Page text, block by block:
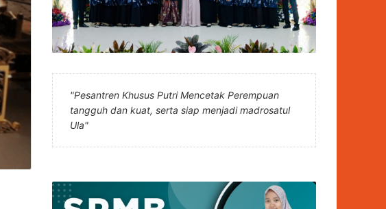
"Pesantren Khusus Putri Mencetak Perempuan
tangguh dan kuat, serta siap menjadi madrosatul
Ula"